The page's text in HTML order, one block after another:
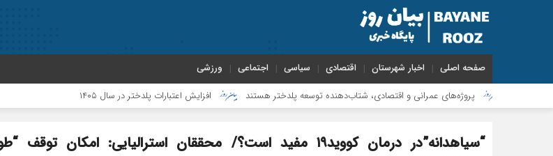
صفحه اصلی اخبار شهرستان اقتصادی سیاسی اجتماعی ورزشی
پروژه‌های عمرانی و اقتصادی، شتاب‌دهنده توسعه پلدختر هستند افزایش اعتبارات پلدختر در سال ۱۴۰۵
“سیاهدانه”در درمان کووید۱۹ مفید است؟/ محققان استرالیایی: امکان توقف